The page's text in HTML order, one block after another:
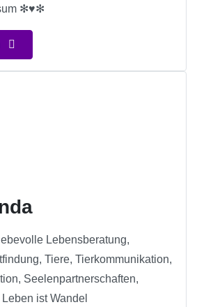
✻♥✻
Lebensberatung,
Tiere, Tierkommunikation,
Seelenpartnerschaften,
ist Wandel